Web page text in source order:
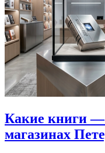
Какие книги —
магазинах